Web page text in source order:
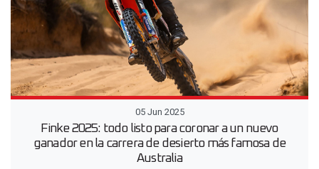
05 Jun 2025
Finke 2025: todo listo para coronar a un nuevo
ganador en la carrera de desierto más famosa de
Australia